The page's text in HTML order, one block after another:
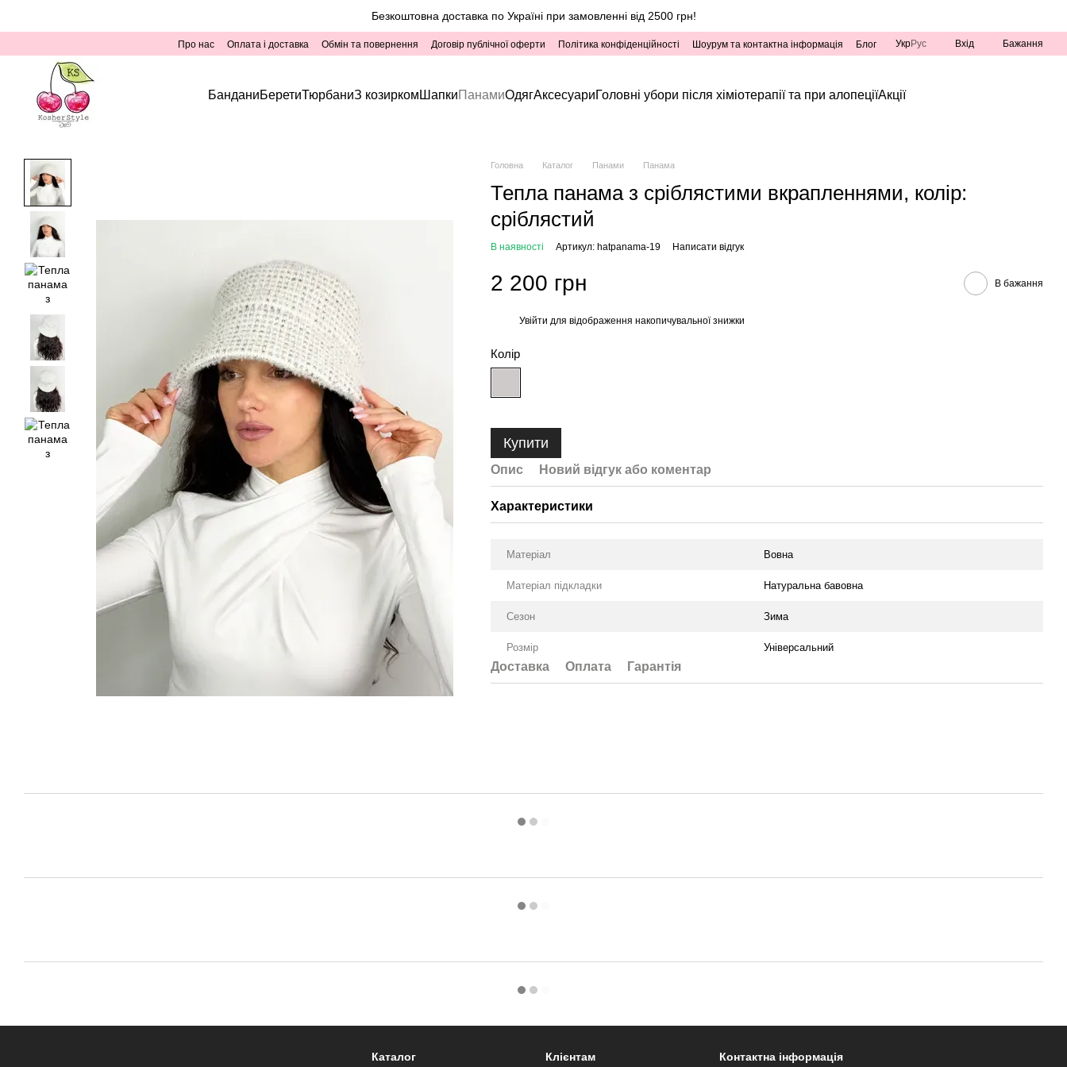
Безкоштовна доставка по Україні при замовленні від 2500 грн!
Про нас Оплата і доставка Обмін та повернення Договір публічної оферти Політика конфіденційності Шоурум та контактна інформація Блог УкрРус Вхід Бажання
БанданиБеретиТюрбаниЗ козирком ШапкиПанамиОдягАксесуариГоловні убори після хіміотерапії та при алопеціїАкції
Головна Каталог Панами Панама
Тепла панама з сріблястими вкрапленнями, колір:
сріблястий
В наявності Артикул: hatpanama-19 Написати відгук
2 200 грн В бажання
Увійти для відображення накопичувальної знижки
Колір
Купити
Опис Новий відгук або коментар
Характеристики
Матеріал Вовна
Матеріал підкладки Натуральна бавовна
Сезон Зима
Розмір Універсальний
Доставка Оплата Гарантія
Каталог Клієнтам Контактна інформація